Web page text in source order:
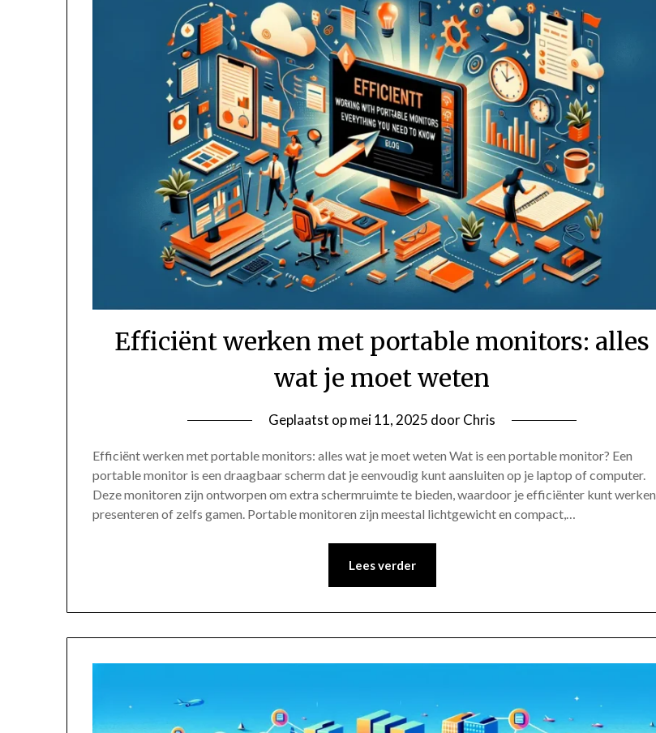
Efficiënt werken met portable monitors: alles
wat je moet weten
Geplaatst opmei 11, 2025 doorChris
Efficiënt werken met portable monitors: alles wat je moet weten Wat is een portable monitor? Een
portable monitor is een draagbaar scherm dat je eenvoudig kunt aansluiten op je laptop of computer.
Deze monitoren zijn ontworpen om extra schermruimte te bieden, waardoor je efficiënter kunt werken,
presenteren of zelfs gamen. Portable monitoren zijn meestal lichtgewicht en compact,…
Lees verder